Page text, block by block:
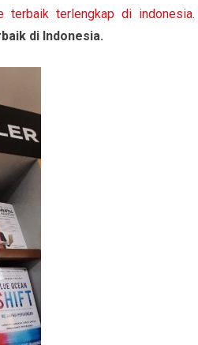
terbaik terlengkap di indonesia.
di Indonesia.